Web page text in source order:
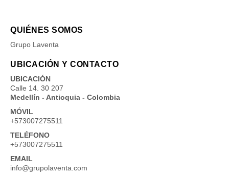
QUIÉNES SOMOS
Grupo Laventa
UBICACIÓN Y CONTACTO
UBICACIÓN
Calle 14. 30 207
Medellín - Antioquia - Colombia
MÓVIL
+573007275511
TELÉFONO
+573007275511
EMAIL
info@grupolaventa.com